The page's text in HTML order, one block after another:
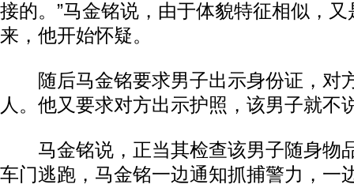
接的。”马金铭说，由于体貌特征相似，
来，他开始怀疑。
随后马金铭要求男子出示身份证，对
人。他又要求对方出示护照，该男子就不
马金铭说，正当其检查该男子随身物
车门逃跑，马金铭一边通知抓捕警力，一